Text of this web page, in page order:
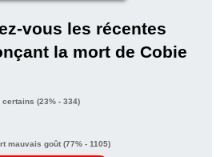
vous les récentes
la mort de Cobie
certains (23% - 334)
mauvais goût(77% - 1105)